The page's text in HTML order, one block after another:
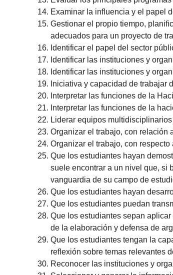
Examinar la influencia y el papel
Gestionar el propio tiempo,
adecuados para un proyecto de
Identificar el papel del sector
Identificar las instituciones y
Identificar las instituciones y
Iniciativa y capacidad de trabajar
Interpretar las funciones de la
Interpretar las funciones de la
Liderar equipos
Organizar el trabajo, con relación
Organizar el trabajo, con
Que los estudiantes hayan
suele encontrar a un nivel que, si
vanguardia de su campo de
Que los estudiantes hayan
Que los estudiantes puedan
Que los estudiantes sepan
de la elaboración y defensa de
Que los estudiantes tengan la
reflexión sobre temas relevantes
Reconocer las instituciones y